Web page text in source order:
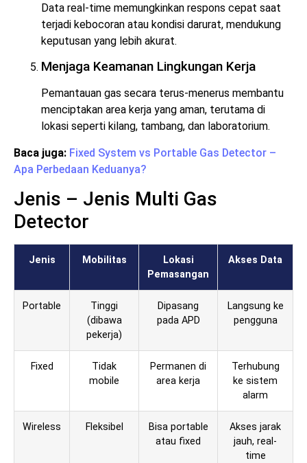
Data real-time memungkinkan respons cepat saat
terjadi kebocoran atau kondisi darurat, mendukung
keputusan yang lebih akurat.
Menjaga Keamanan Lingkungan Kerja
Pemantauan gas secara terus-menerus membantu
menciptakan area kerja yang aman, terutama di
lokasi seperti kilang, tambang, dan laboratorium.
Baca juga: Fixed System vs Portable Gas Detector –
Apa Perbedaan Keduanya?
Jenis – Jenis Multi Gas
Detector
Jenis Mobilitas
Lokasi
Pemasangan
Akses Data
Portable
Tinggi
(dibawa
pekerja)
Dipasang
pada APD
Langsung ke
pengguna
Fixed
Tidak
mobile
Permanen di
area kerja
Terhubung
ke sistem
alarm
Wireless Fleksibel
Bisa portable
atau fixed
Akses jarak
jauh, real-
time